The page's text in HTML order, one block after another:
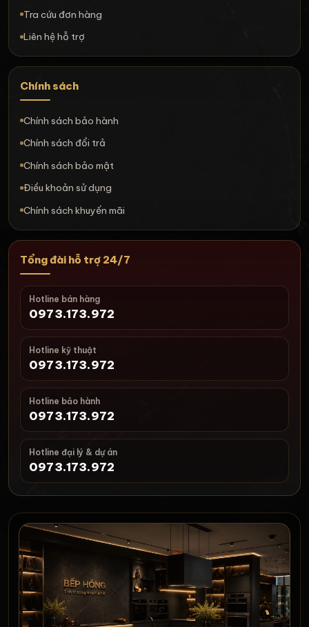
Tra cứu đơn hàng
Liên hệ hỗ trợ
Chính sách
Chính sách bảo hành
Chính sách đổi trả
Chính sách bảo mật
Điều khoản sử dụng
Chính sách khuyến mãi
Tổng đài hỗ trợ 24/7
Hotline bán hàng
0973.173.972
Hotline kỹ thuật
0973.173.972
Hotline bảo hành
0973.173.972
Hotline đại lý & dự án
0973.173.972